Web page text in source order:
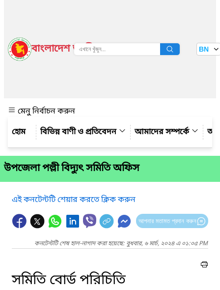
বাংলাদেশ জাতীয় তথ্য বাতায়ন BN
মেনু নির্বাচন করুন
বিভিন্ন বাণী ও প্রতিবেদন
আমাদের সম্পর্কে
উপজেলা পল্লী বিদ্যুৎ সমিতি অফিস
এই কনটেন্টটি শেয়ার করতে ক্লিক করুন
আপনার মতামত প্রদান করুন
কনটেন্টটি শেষ হাল-নাগাদ করা হয়েছে: বুধবার, ৬ মার্চ, ২০২৪ এ ০১:০৫ PM
সমিতি বোর্ড পরিচিতি